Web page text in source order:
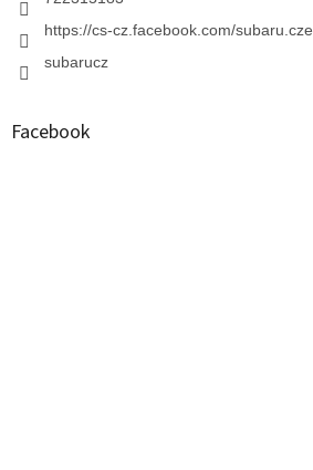
https://cs-cz.facebook.com/subaru.cze
subarucz
Facebook